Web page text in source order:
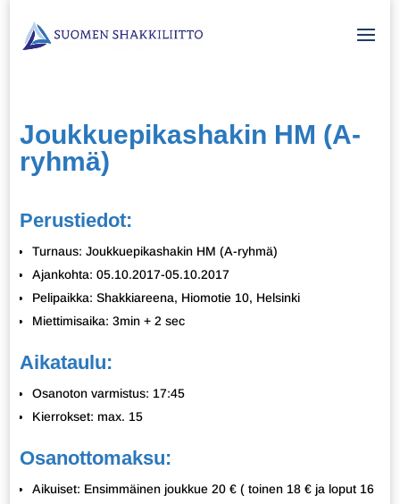
Joukkuepikashakin HM (A-
ryhmä)
Perustiedot:
Turnaus: Joukkuepikashakin HM (A-ryhmä)
Ajankohta: 05.10.2017-05.10.2017
Pelipaikka: Shakkiareena, Hiomotie 10, Helsinki
Miettimisaika: 3min + 2 sec
Aikataulu:
Osanoton varmistus: 17:45
Kierrokset: max. 15
Osanottomaksu:
Aikuiset: Ensimmäinen joukkue 20 € ( toinen 18 € ja loput 16